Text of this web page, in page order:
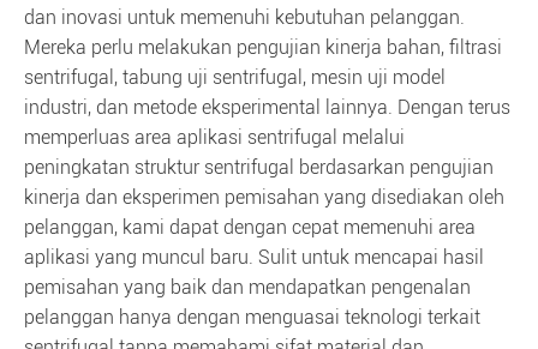
dan inovasi untuk memenuhi kebutuhan pelanggan.
Mereka perlu melakukan pengujian kinerja bahan, filtrasi
sentrifugal, tabung uji sentrifugal, mesin uji model
industri, dan metode eksperimental lainnya. Dengan terus
memperluas area aplikasi sentrifugal melalui
peningkatan struktur sentrifugal berdasarkan pengujian
kinerja dan eksperimen pemisahan yang disediakan oleh
pelanggan, kami dapat dengan cepat memenuhi area
aplikasi yang muncul baru. Sulit untuk mencapai hasil
pemisahan yang baik dan mendapatkan pengenalan
pelanggan hanya dengan menguasai teknologi terkait